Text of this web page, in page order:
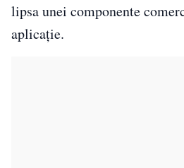
lipsa unei componente
aplicație.